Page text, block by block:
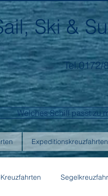
Ski &
Tel.0172/
Welches Schiff passt zu
Expeditionskreuzfahrten